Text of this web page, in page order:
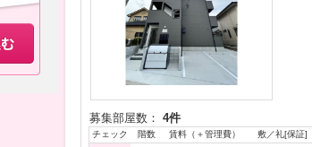
募集部屋数： 4件
チェック 階数 賃料（＋管理費） 敷／礼[保証]